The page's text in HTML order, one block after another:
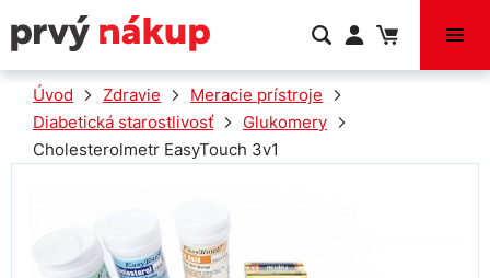
VÝPREDAJ
Úvod Zdravie
Meracie prístroje
Diabetická starostlivosť
Glukomery
Cholesterolmetr EasyTouch 3v1